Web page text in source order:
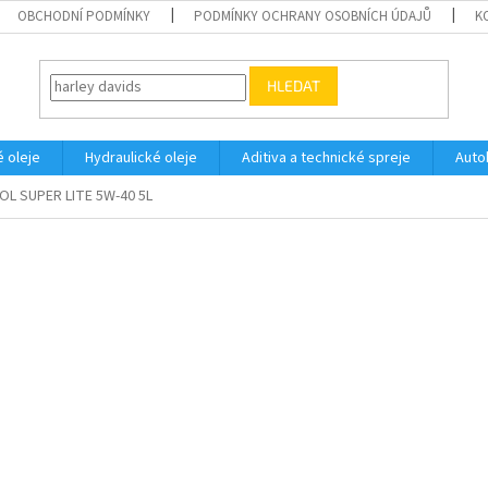
OBCHODNÍ PODMÍNKY PODMÍNKY OCHRANY OSOBNÍCH ÚDAJŮ
HLEDAT
oleje Hydraulické oleje Aditiva a technické spreje
SUPER LITE 5W-40 5L